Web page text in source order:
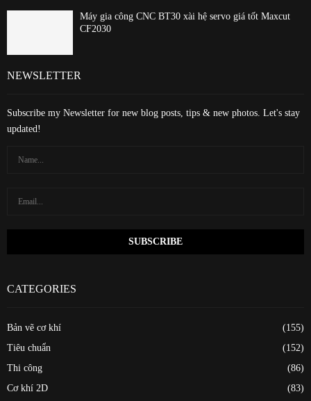
Máy gia công CNC BT30 xài hệ servo giá tốt Maxcut
CF2030
NEWSLETTER
Subscribe my Newsletter for new blog posts, tips & new photos. Let's stay
updated!
CATEGORIES
Bản vẽ cơ khí
(155)
Tiêu chuẩn
(152)
Thi công
(86)
Cơ khí 2D
(83)